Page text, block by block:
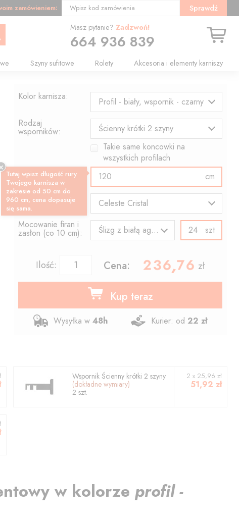
zamówieniem: Wpisz kod zamówienia Sprawdź
Szyny sufitowe Rolety Akcesoria i elementy karniszy
Masz pytanie?Zadzwoń!
664 936 839
Kolor karnisza:
Profil - biały, wspornik - czarny
Rodzaj
wsporników:
Ścienny krótki 2 szyny
Takie same koncowki na
wszystkich profilach
Długość profilu:
cm
Wzór końcówki:
Celeste Cristal
Mocowanie firan i
zasłon (co 10 cm): Ślizg z białą agrafką szt
Ilość: Cena: , zł
Kup teraz
Wysyłka w 48h Kurier: od 22 zł
Tutaj wpisz długość rury
Twojego karnisza w
zakresie od 50 cm do
960 cm, cena dopasuje
się sama.
Wspornik Ścienny krótki 2 szyny
(dokładne wymiary)
2 szt.
2 x 25,96 zł
51,92 zł
w kolorze profil -